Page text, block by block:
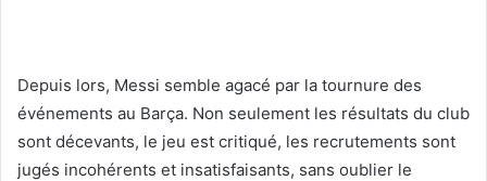
Depuis lors, Messi semble agacé par la tournure des
événements au Barça. Non seulement les résultats du club
sont décevants, le jeu est critiqué, les recrutements sont
jugés incohérents et insatisfaisants, sans oublier le